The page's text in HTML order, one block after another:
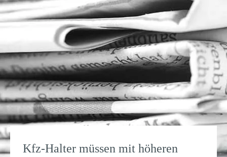
Kfz-Halter müssen mit höheren